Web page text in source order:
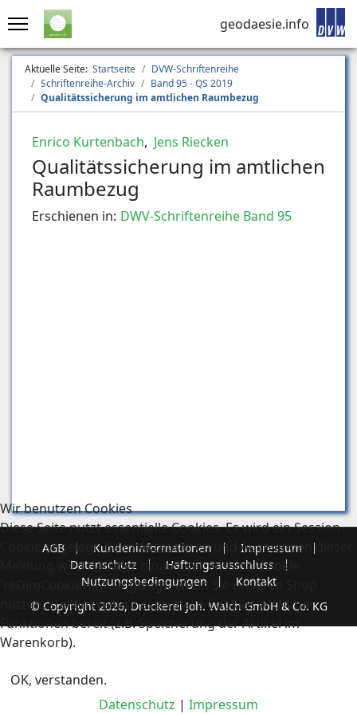
geodaesie.info
Aktuelle Seite: Startseite
DVW-Schriftenreihe
Schriftenreihe-Archiv
Band 95 - QS 2019
Qualitätssicherung im amtlichen Raumbezug
Enrico Kurtenbach, Jens Riecken
Qualitätssicherung im amtlichen
Raumbezug
Erschienen in: DWV-Schriftenreihe Band 95
AGB Kundeninformationen
Impressum
Datenschutz
Haftungsausschluss
Nutzungsbedingungen
Kontakt
© Copyright 2026, Druckerei Joh. Walch GmbH & Co. KG
Wir benutzen Cookies
Diese Seite nutzt essentielle Cookies. Es wird ein Session-
Cookie angelegt. Beim Akzeptieren und Ausblenden dieser
Meldung wird darüber hinaus der Session-Cookie
'reDimCookieHint' angelegt. Wenn Sie unseren Shop
nutzen, stellen weitere essentielle Cookies wichtige
Funktionen bereit (z.B. Speicherung der Artikel im
Warenkorb).
OK, verstanden.
Datenschutz | Impressum